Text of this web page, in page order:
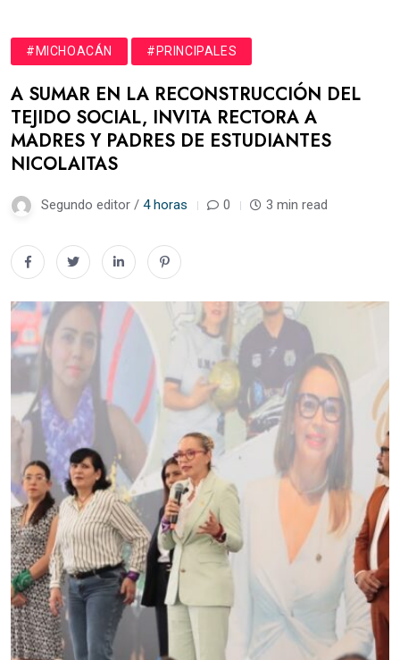
#MICHOACÁN #PRINCIPALES
A SUMAR EN LA RECONSTRUCCIÓN DEL
TEJIDO SOCIAL, INVITA RECTORA A
MADRES Y PADRES DE ESTUDIANTES
NICOLAITAS
Segundo editor / 4 horas 0 3 min read